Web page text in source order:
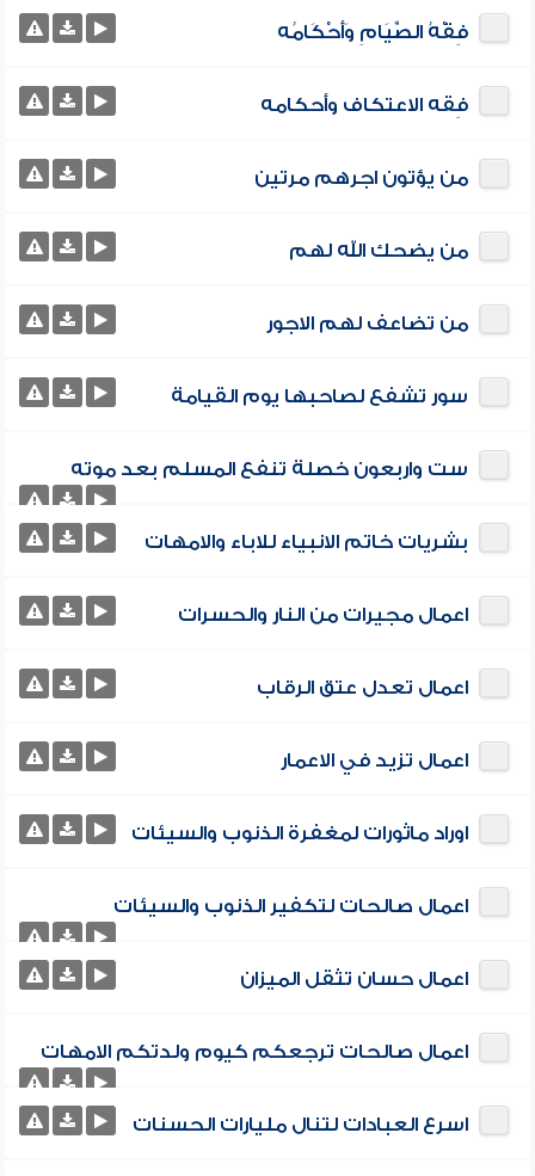
فِقْهُ الصِّيَامِ وَأَحْكَامُه
فِقه الاعتكاف وأَحكامه
من يؤتون اجرهم مرتين
من يضحك الله لهم
من تضاعف لهم الاجور
سور تشفع لصاحبها يوم القيامة
ست واربعون خصلة تنفع المسلم بعد موته
بشريات خاتم الانبياء للاباء والامهات
اعمال مجيرات من النار والحسرات
اعمال تعدل عتق الرقاب
اعمال تزيد في الاعمار
اوراد ماثورات لمغفرة الذنوب والسيئات
اعمال صالحات لتكفير الذنوب والسيئات
اعمال حسان تثقل الميزان
اعمال صالحات ترجعكم كيوم ولدتكم الامهات
اسرع العبادات لتنال مليارات الحسنات